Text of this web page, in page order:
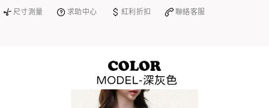
尺寸測量 求助中心 紅利折扣 聯絡客服